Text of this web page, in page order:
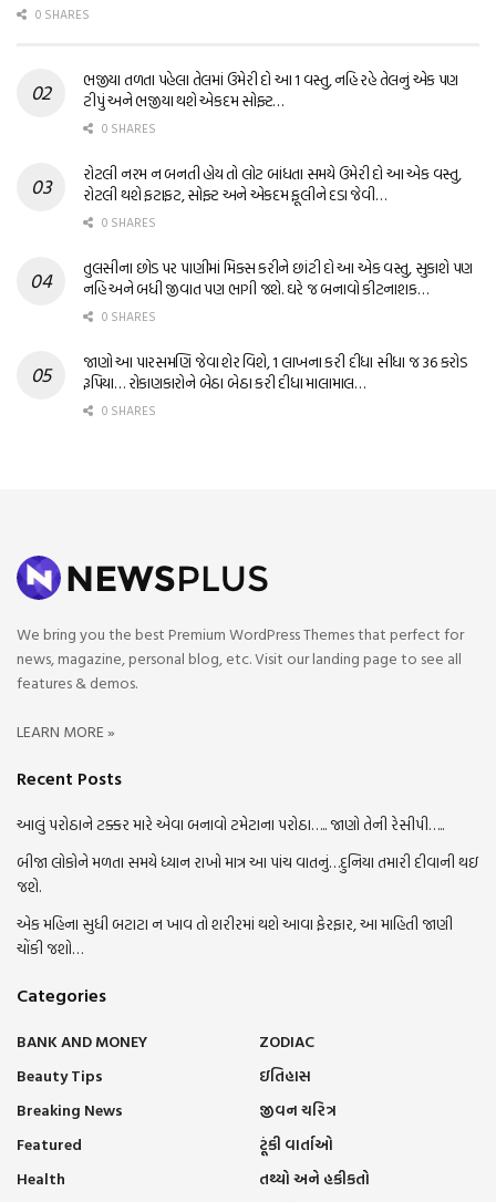
0 SHARES
ભજીયા તળતા પહેલા તેલમાં ઉમેરી દો આ 1 વસ્તુ, નહિ રહે તેલનું એક પણ
ટીપું અને ભજીયા થશે એકદમ સોફ્ટ…
0 SHARES
રોટલી નરમ ન બનતી હોય તો લોટ બાંધતા સમયે ઉમેરી દો આ એક વસ્તુ,
રોટલી થશે ફટાફટ, સોફ્ટ અને એકદમ ફૂલીને દડા જેવી…
0 SHARES
તુલસીના છોડ પર પાણીમાં મિક્સ કરીને છાંટી દો આ એક વસ્તુ, સુકાશે પણ
નહિ અને બધી જીવાત પણ ભાગી જશે. ઘરે જ બનાવો કીટનાશક…
0 SHARES
જાણો આ પારસમણિ જેવા શેર વિશે, 1 લાખના કરી દીધા સીધા જ 36 કરોડ
રૂપિયા… રોકાણકારોને બેઠા બેઠા કરી દીધા માલામાલ…
0 SHARES
We bring you the best Premium WordPress Themes that perfect for
news, magazine, personal blog, etc. Visit our landing page to see all
features & demos.
LEARN MORE »
Recent Posts
આલું પરોઠાને ટક્કર મારે એવા બનાવો ટમેટાના પરોઠા….. જાણો તેની રેસીપી…..
બીજા લોકોને મળતા સમયે ધ્યાન રાખો માત્ર આ પાંચ વાતનું…દુનિયા તમારી દીવાની થઇ
જશે.
એક મહિના સુધી બટાટા ન ખાવ તો શરીરમાં થશે આવા ફેરફાર, આ માહિતી જાણી
ચોંકી જશો…
Categories
BANK AND MONEY
Beauty Tips
Breaking News
Featured
Health
ZODIAC
ઇતિહાસ
જીવન ચરિત્ર
ટૂંકી વાર્તાઓ
તથ્યો અને હકીકતો